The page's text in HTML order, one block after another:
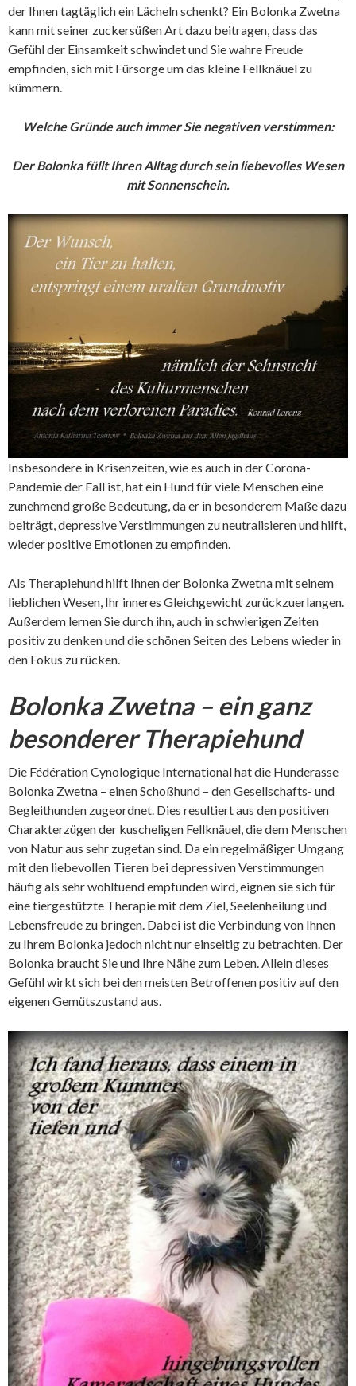
der Ihnen tagtäglich ein Lächeln schenkt? Ein Bolonka Zwetna
kann mit seiner zuckersüßen Art dazu beitragen, dass das
Gefühl der Einsamkeit schwindet und Sie wahre Freude
empfinden, sich mit Fürsorge um das kleine Fellknäuel zu
kümmern.
Welche Gründe auch immer Sie negativen verstimmen:
Der Bolonka füllt Ihren Alltag durch sein liebevolles Wesen
mit Sonnenschein.
Insbesondere in Krisenzeiten, wie es auch in der Corona-
Pandemie der Fall ist, hat ein Hund für viele Menschen eine
zunehmend große Bedeutung, da er in besonderem Maße dazu
beiträgt, depressive Verstimmungen zu neutralisieren und hilft,
wieder positive Emotionen zu empfinden.
Als Therapiehund hilft Ihnen der Bolonka Zwetna mit seinem
lieblichen Wesen, Ihr inneres Gleichgewicht zurückzuerlangen.
Außerdem lernen Sie durch ihn, auch in schwierigen Zeiten
positiv zu denken und die schönen Seiten des Lebens wieder in
den Fokus zu rücken.
Bolonka Zwetna – ein ganz
besonderer Therapiehund
Die Fédération Cynologique International hat die Hunderasse
Bolonka Zwetna – einen Schoßhund – den Gesellschafts- und
Begleithunden zugeordnet. Dies resultiert aus den positiven
Charakterzügen der kuscheligen Fellknäuel, die dem Menschen
von Natur aus sehr zugetan sind. Da ein regelmäßiger Umgang
mit den liebevollen Tieren bei depressiven Verstimmungen
häufig als sehr wohltuend empfunden wird, eignen sie sich für
eine tiergestützte Therapie mit dem Ziel, Seelenheilung und
Lebensfreude zu bringen. Dabei ist die Verbindung von Ihnen
zu Ihrem Bolonka jedoch nicht nur einseitig zu betrachten. Der
Bolonka braucht Sie und Ihre Nähe zum Leben. Allein dieses
Gefühl wirkt sich bei den meisten Betroffenen positiv auf den
eigenen Gemütszustand aus.